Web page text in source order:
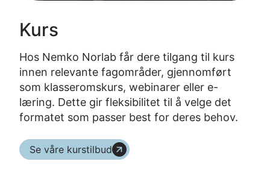
Kurs
Hos Nemko Norlab får dere tilgang til kurs
innen relevante fagområder, gjennomført
som klasseromskurs, webinarer eller e-
læring. Dette gir fleksibilitet til å velge det
formatet som passer best for deres behov.
Se våre kurstilbud